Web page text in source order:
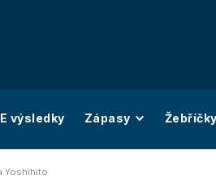
výsledky Zápasy Žebříčky
Yoshihito